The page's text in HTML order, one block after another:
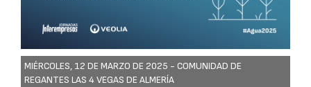
MIÉRCOLES, 12 DE MARZO DE 2025 - COMUNIDAD DE
REGANTES LAS 4 VEGAS DE ALMERÍA